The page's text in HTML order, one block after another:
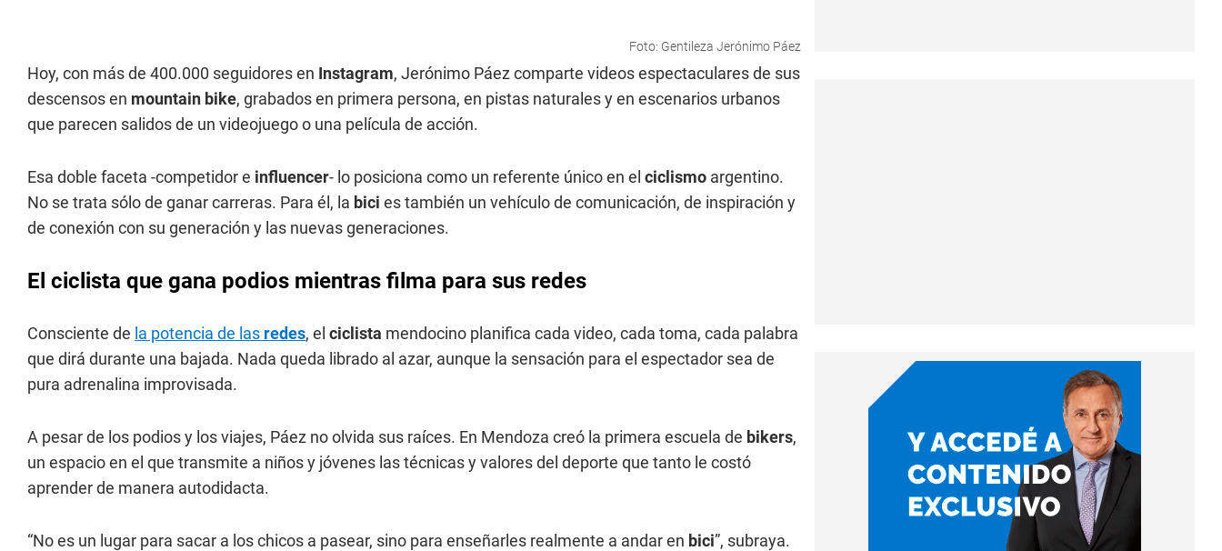
Foto: Gentileza Jerónimo Páez
Hoy, con más de 400.000 seguidores en Instagram, Jerónimo Páez comparte videos espectaculares de sus
descensos en mountain bike, grabados en primera persona, en pistas naturales y en escenarios urbanos
que parecen salidos de un videojuego o una película de acción.
Esa doble faceta -competidor e influencer- lo posiciona como un referente único en el ciclismo argentino.
No se trata sólo de ganar carreras. Para él, la bici es también un vehículo de comunicación, de inspiración y
de conexión con su generación y las nuevas generaciones.
El ciclista que gana podios mientras filma para sus redes
Consciente de la potencia de las redes, el ciclista mendocino planifica cada video, cada toma, cada palabra
que dirá durante una bajada. Nada queda librado al azar, aunque la sensación para el espectador sea de
pura adrenalina improvisada.
A pesar de los podios y los viajes, Páez no olvida sus raíces. En Mendoza creó la primera escuela de bikers,
un espacio en el que transmite a niños y jóvenes las técnicas y valores del deporte que tanto le costó
aprender de manera autodidacta.
“No es un lugar para sacar a los chicos a pasear, sino para enseñarles realmente a andar en bici”, subraya.